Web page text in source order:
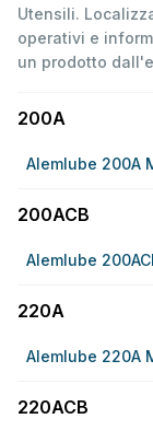
Utensili.
operativi e
un prodotto
200A
Alemlube 200A
200ACB
Alemlube
220A
Alemlube 220A
220ACB